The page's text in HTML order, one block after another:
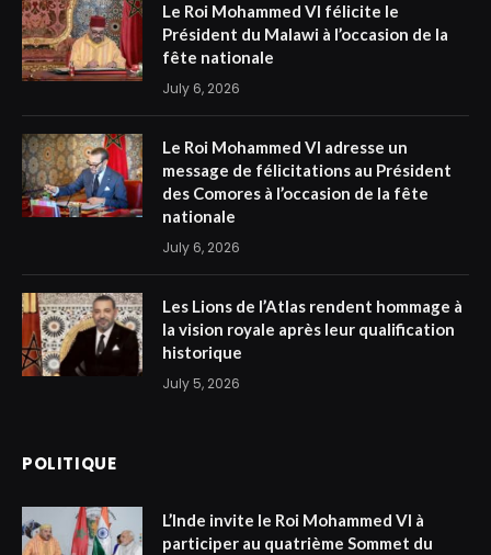
Le Roi Mohammed VI félicite le
Président du Malawi à l’occasion de la
fête nationale
July 6, 2026
Le Roi Mohammed VI adresse un
message de félicitations au Président
des Comores à l’occasion de la fête
nationale
July 6, 2026
Les Lions de l’Atlas rendent hommage à
la vision royale après leur qualification
historique
July 5, 2026
POLITIQUE
L’Inde invite le Roi Mohammed VI à
participer au quatrième Sommet du